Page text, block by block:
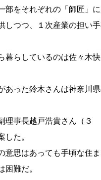
部をそれぞれの「師匠」に
しつつ、１次産業の担い
暮らしているのは佐々木快
あった鈴木さんは神奈川
理事長越戸浩貴さん（３
た。
意思はあっても手頃な住
難だ。